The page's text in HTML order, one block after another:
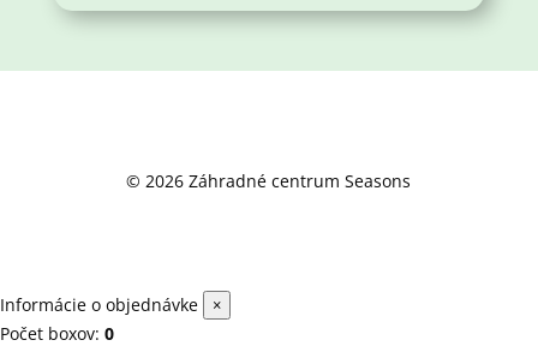
© 2026 Záhradné centrum Seasons
Informácie o objednávke ×
Počet boxov: 0